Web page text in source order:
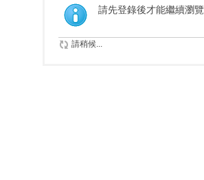
索
請先登錄後才能繼續瀏覽
請稍候...